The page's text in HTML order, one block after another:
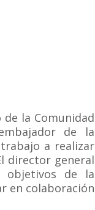
la Comunidad
de la
a realizar
director general
objetivos de la
en colaboración